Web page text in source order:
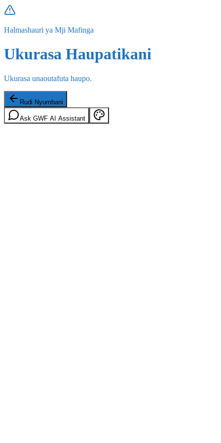
Halmashauri ya Mji Mafinga
Ukurasa Haupatikani
Ukurasa unaoutafuta haupo.
Rudi Nyumbani
Ask GWF AI Assistant